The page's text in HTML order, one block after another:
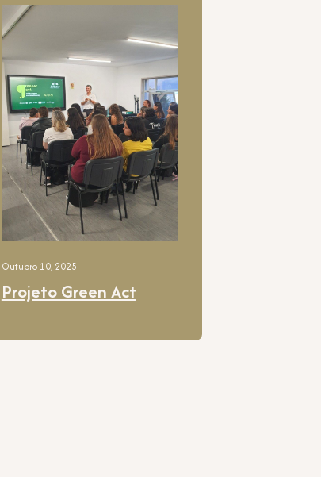
Outubro 10, 2025
Projeto Green Act